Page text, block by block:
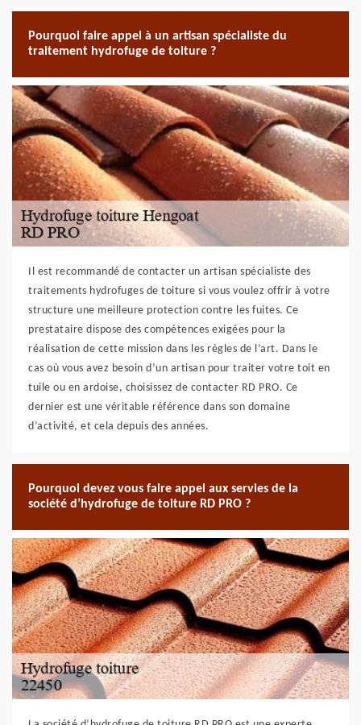
Pourquoi faire appel à un artisan spécialiste du
traitement hydrofuge de toiture ?
Il est recommandé de contacter un artisan spécialiste des
traitements hydrofuges de toiture si vous voulez offrir à votre
structure une meilleure protection contre les fuites. Ce
prestataire dispose des compétences exigées pour la
réalisation de cette mission dans les règles de l’art. Dans le
cas où vous avez besoin d’un artisan pour traiter votre toit en
tuile ou en ardoise, choisissez de contacter RD PRO. Ce
dernier est une véritable référence dans son domaine
d’activité, et cela depuis des années.
Pourquoi devez vous faire appel aux servies de la
société d’hydrofuge de toiture RD PRO ?